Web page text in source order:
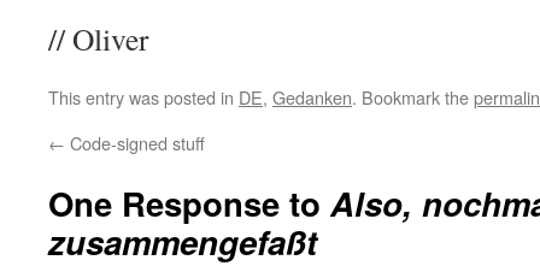
// Oliver
This entry was posted in DE, Gedanken. Bookmark the
← Code-signed stuff
One Response toAlso,
zusammengefaßt